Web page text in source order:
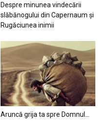
Despre minunea vindecării
slăbănogului din Capernaum și
Rugăciunea inimii
Aruncă grija ta spre Domnul…